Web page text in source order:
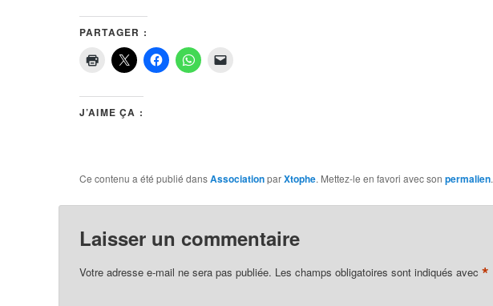
PARTAGER :
J’AIME ÇA :
Ce contenu a été publié dansAssociationparXtophe. Mettez-le en favori avec son permalien.
Laisser un commentaire
Votre adresse e-mail ne sera pas publiée. Les champs obligatoires sont indiqués avec *